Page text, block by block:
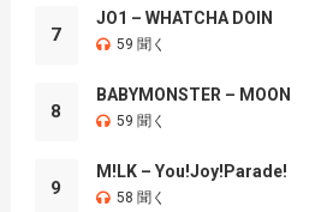
7
JO1 – WHATCHA DOIN
59 聞く
8
BABYMONSTER – MOON
59 聞く
9
M!LK – You!Joy!Parade!
58 聞く